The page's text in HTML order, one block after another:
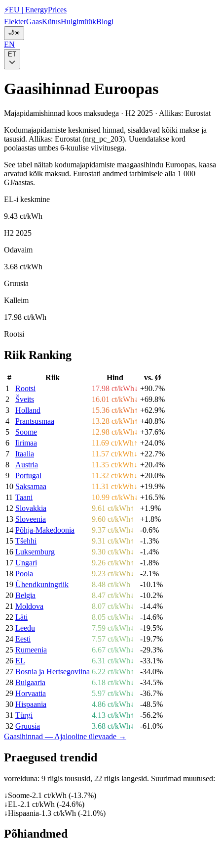
⚡EU | EnergyPrices
ElekterGaasKütusHulgimüükBlogi
🌙☀️
EN
ET
Gaasihinnad Euroopas
Majapidamishinnad koos maksudega · H2 2025 · Allikas: Eurostat
Kodumajapidamiste keskmised hinnad, sisaldavad kõiki makse ja
tasusid. Allikas: Eurostat (nrg_pc_203). Uuendatakse kord
poolaastas umbes 6-kuulise viivitusega.
See tabel näitab kodumajapidamiste maagaasihindu Euroopas, kaasa
arvatud kõik maksud. Eurostati andmed tarbimisele alla 1 000
GJ/aastas.
EL-i keskmine
9.43 ct/kWh
H2 2025
Odavaim
3.68 ct/kWh
Gruusia
Kalleim
17.98 ct/kWh
Rootsi
Riik Ranking
# Riik Hind
vs. Ø
1
Rootsi 17.98 ct/kWh↓ +90.7%
2
Šveits 16.01 ct/kWh↓ +69.8%
3
Holland 15.36 ct/kWh↑ +62.9%
4
Prantsusmaa 13.28 ct/kWh↑ +40.8%
5
Soome 12.98 ct/kWh↓ +37.6%
6
Iirimaa 11.69 ct/kWh↑ +24.0%
7
Itaalia 11.57 ct/kWh↓ +22.7%
8
Austria 11.35 ct/kWh↓ +20.4%
9
Portugal 11.32 ct/kWh↓ +20.0%
10 Saksamaa 11.31 ct/kWh↓ +19.9%
11 Taani 10.99 ct/kWh↓ +16.5%
12 Slovakkia 9.61 ct/kWh↑
+1.9%
13 Sloveenia 9.60 ct/kWh↑
+1.8%
14 Põhja-Makedoonia 9.37 ct/kWh↓
-0.6%
15 Tšehhi 9.31 ct/kWh↑
-1.3%
16 Luksemburg 9.30 ct/kWh↓
-1.4%
17 Ungari 9.26 ct/kWh↑
-1.8%
18 Poola 9.23 ct/kWh↓
-2.1%
19 Ühendkuningriik 8.48 ct/kWh
-10.1%
20 Belgia 8.47 ct/kWh↓
-10.2%
21 Moldova 8.07 ct/kWh↓
-14.4%
22 Läti 8.05 ct/kWh↓
-14.6%
23 Leedu 7.59 ct/kWh↓
-19.5%
24 Eesti 7.57 ct/kWh↓
-19.7%
25 Rumeenia 6.67 ct/kWh↓
-29.3%
26 EL 6.31 ct/kWh↓
-33.1%
27 Bosnia ja Hertsegoviina 6.22 ct/kWh↑
-34.0%
28 Bulgaaria 6.18 ct/kWh↓
-34.5%
29 Horvaatia 5.97 ct/kWh↓
-36.7%
30 Hispaania 4.86 ct/kWh↓
-48.5%
31 Türgi 4.13 ct/kWh↑
-56.2%
32 Gruusia 3.68 ct/kWh↓
-61.0%
Gaasihinnad — Ajalooline ülevaade →
Praegused trendid
vorrelduna: 9 riigis toususid, 22 riigis langesid. Suurimad muutused:
↓Soome-2.1 ct/kWh (-13.7%)
↓EL-2.1 ct/kWh (-24.6%)
↓Hispaania-1.3 ct/kWh (-21.0%)
Põhiandmed